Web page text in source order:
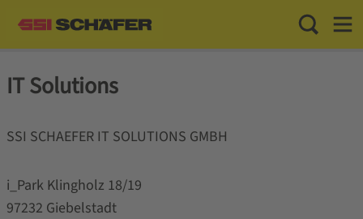
Toggle
IT Solutions
SSI SCHAEFER IT SOLUTIONS GMBH
i_Park Klingholz 18/19
97232 Giebelstadt